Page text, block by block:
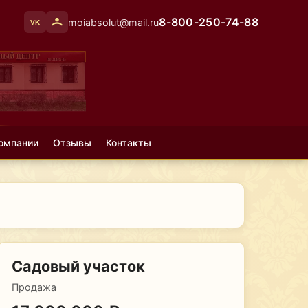
VK moiabsolut@mail.ru8-800-250-74-88
Отзывы Контакты
Садовый участок
Продажа